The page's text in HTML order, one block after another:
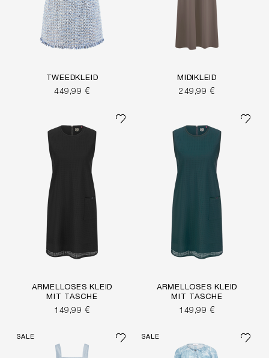
TWEEDKLEID
449,99 €
MIDIKLEID
249,99 €
ÄRMELLOSES KLEID
MIT TASCHE
149,99 €
ÄRMELLOSES KLEID
MIT TASCHE
149,99 €
SALE SALE